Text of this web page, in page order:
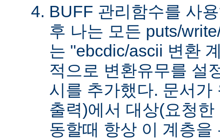
BUFF 관리함수를 사
후 나는 모든 puts/
는 "ebcdic/ascii 변환
적으로 변환유무를 설
시를 추가했다. 문서가
출력)에서 대상(요청
동할때 항상 이 계층